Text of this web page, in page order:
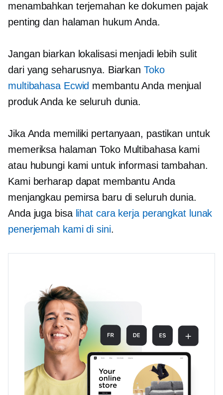
menambahkan terjemahan ke dokumen pajak
penting dan halaman hukum Anda.
Jangan biarkan lokalisasi menjadi lebih sulit
dari yang seharusnya. Biarkan Toko
multibahasa Ecwid membantu Anda menjual
produk Anda ke seluruh dunia.
Jika Anda memiliki pertanyaan, pastikan untuk
memeriksa halaman Toko Multibahasa kami
atau hubungi kami untuk informasi tambahan.
Kami berharap dapat membantu Anda
menjangkau pemirsa baru di seluruh dunia.
Anda juga bisa lihat cara kerja perangkat lunak
penerjemah kami di sini.